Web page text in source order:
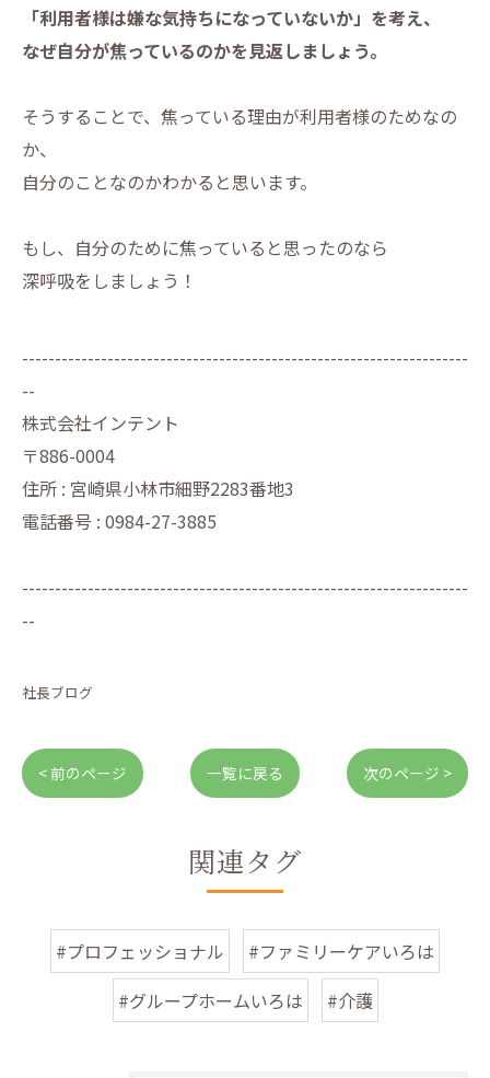
「利用者様は嫌な気持ちになっていないか」を考え、
なぜ自分が焦っているのかを見返しましょう。
そうすることで、焦っている理由が利用者様のためなの
か、
自分のことなのかわかると思います。
もし、自分のために焦っていると思ったのなら
深呼吸をしましょう！
--------------------------------------------------------------------
--
株式会社インテント
〒886-0004
住所 : 宮崎県小林市細野2283番地3
電話番号 : 0984-27-3885
--------------------------------------------------------------------
--
社長ブログ
< 前のページ 一覧に戻る 次のページ >
関連タグ
#プロフェッショナル
#ファミリーケアいろは
#グループホームいろは
#介護